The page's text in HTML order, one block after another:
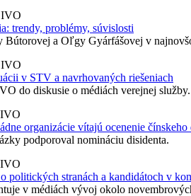
IVO
trendy, problémy, súvislosti
Bútorovej a Oľgy Gyárfášovej v
IVO
v STV a navrhovaných riešeniach
do diskusie o médiách verejnej služby.
IVO
organizácie vítajú ocenenie
podporoval nomináciu disidenta.
IVO
politických stranách a kandidátoch v
v médiách vývoj okolo